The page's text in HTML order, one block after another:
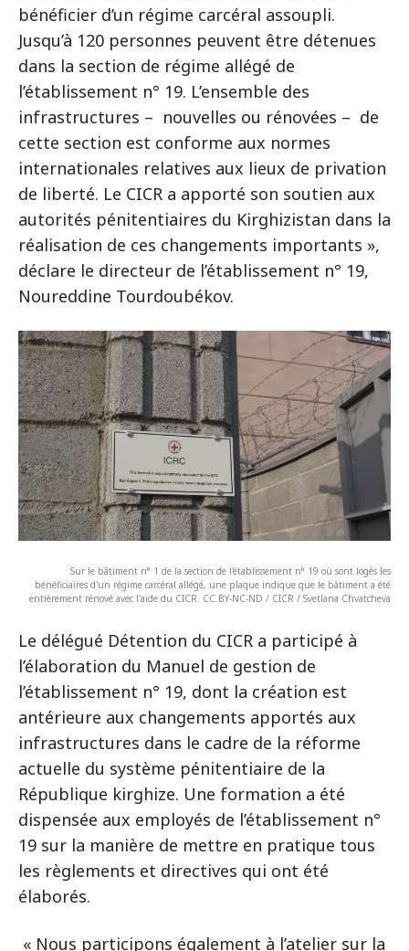
bénéficier d’un régime carcéral assoupli.
Jusqu’à 120 personnes peuvent être détenues
dans la section de régime allégé de
l’établissement n° 19. L’ensemble des
infrastructures – nouvelles ou rénovées – de
cette section est conforme aux normes
internationales relatives aux lieux de privation
de liberté. Le CICR a apporté son soutien aux
autorités pénitentiaires du Kirghizistan dans la
réalisation de ces changements importants »,
déclare le directeur de l’établissement n° 19,
Noureddine Tourdoubékov.
Sur le bâtiment n° 1 de la section de l'établissement n° 19 où sont logés les
bénéficiaires d'un régime carcéral allégé, une plaque indique que le bâtiment a été
entièrement rénové avec l'aide du CICR. CC BY-NC-ND / CICR / Svetlana Chvatcheva
Le délégué Détention du CICR a participé à
l’élaboration du Manuel de gestion de
l’établissement n° 19, dont la création est
antérieure aux changements apportés aux
infrastructures dans le cadre de la réforme
actuelle du système pénitentiaire de la
République kirghize. Une formation a été
dispensée aux employés de l’établissement n°
19 sur la manière de mettre en pratique tous
les règlements et directives qui ont été
élaborés.
« Nous participons également à l’atelier sur la